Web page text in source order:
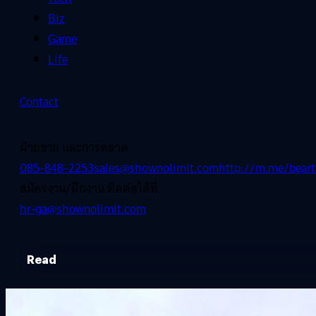
Biz
Game
Life
Contact
ฝ่ายขาย และการตลาด
085-848-2253sales@shownolimit.comhttp://m.me/
สมัครงาน/ฝึกงาน ติดต่อได้ที่
hr-ga@shownolimit.com
Read